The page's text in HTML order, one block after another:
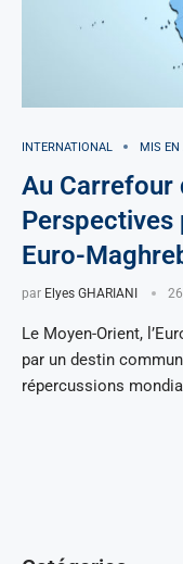
INTERNATIONAL MIS EN
Au Carrefour
Perspectives
Euro-
par Elyes GHARIANI
Le Moyen-Orient,
par un destin
répercussions